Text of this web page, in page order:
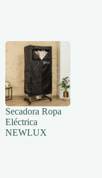
Secadora Ropa
Eléctrica
NEWLUX